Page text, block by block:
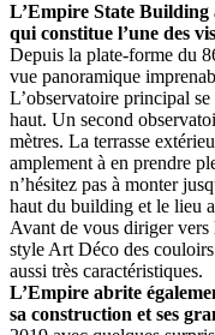
L’Empire State Building
qui constitue l’une des
Depuis la plate-forme du
vue panoramique
L’observatoire principal
haut. Un second
mètres. La terrasse
amplement à en prendre
n’hésitez pas à monter
haut du building et le lieu
Avant de vous diriger vers
style Art Déco des
aussi très caractéristiques.
L’Empire abrite
sa construction et ses